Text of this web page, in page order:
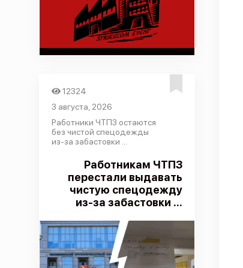
12324
3 августа, 2026
Работники ЧТПЗ остаются
без чистой спецодежды
из-за забастовки ...
Работникам ЧТПЗ
перестали выдавать
чистую спецодежду
из-за забастовки ...